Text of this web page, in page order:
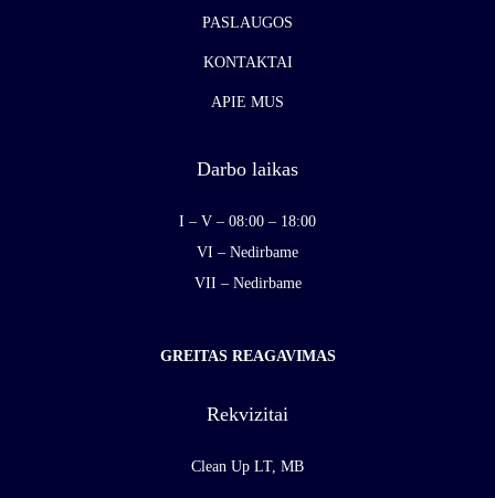
PASLAUGOS
KONTAKTAI
APIE MUS
Darbo laikas
I – V – 08:00 – 18:00
VI – Nedirbame
VII – Nedirbame
GREITAS REAGAVIMAS
Rekvizitai
Clean Up LT, MB